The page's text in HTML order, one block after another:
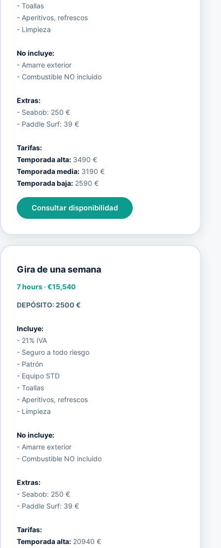
- Toallas
- Aperitivos, refrescos
- Limpieza
No incluye:
- Amarre exterior
- Combustible NO incluido
Extras:
- Seabob: 250 €
- Paddle Surf: 39 €
Tarifas:
Temporada alta:3490 €
Temporada media:3190 €
Temporada baja:2590 €
Consultar disponibilidad
Gira de una semana
7 hours·€15,540
DEPÓSITO: 2500 €
Incluye:
- 21% IVA
- Seguro a todo riesgo
- Patrón
- Equipo STD
- Toallas
- Aperitivos, refrescos
- Limpieza
No incluye:
- Amarre exterior
- Combustible NO incluido
Extras:
- Seabob: 250 €
- Paddle Surf: 39 €
Tarifas:
Temporada alta:20940 €